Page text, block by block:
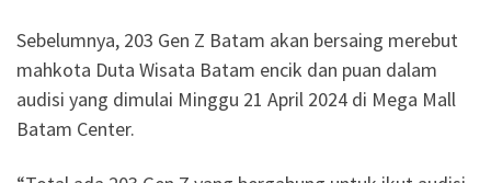
Sebelumnya, 203 Gen Z Batam akan bersaing merebut
mahkota Duta Wisata Batam encik dan puan dalam
audisi yang dimulai Minggu 21 April 2024 di Mega Mall
Batam Center.